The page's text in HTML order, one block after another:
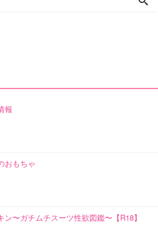
報
おもちゃ
ン〜ガチムチスーツ性欲図鑑〜【R18】